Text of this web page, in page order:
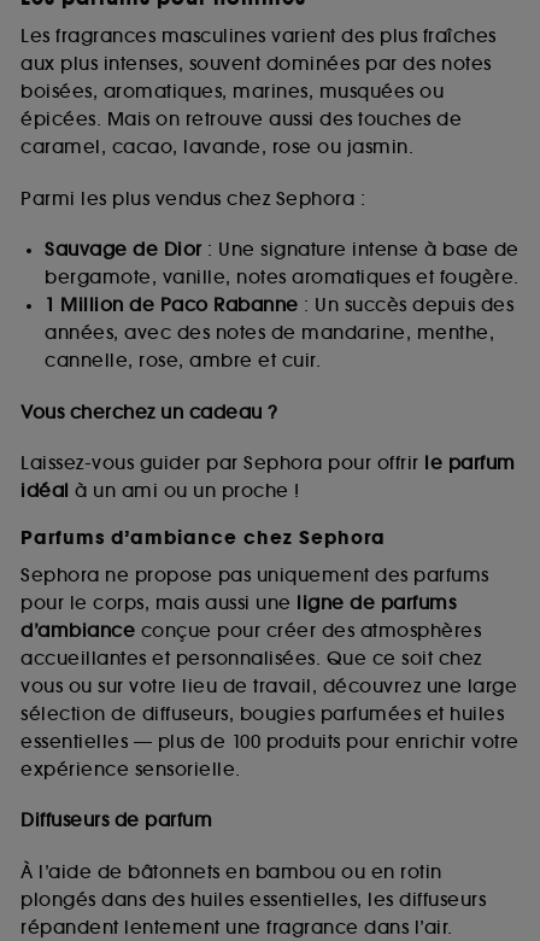
Les fragrances masculines varient des plus fraîches
aux plus intenses, souvent dominées par des notes
boisées, aromatiques, marines, musquées ou
épicées. Mais on retrouve aussi des touches de
caramel, cacao, lavande, rose ou jasmin.
Parmi les plus vendus chez Sephora :
Sauvage de Dior: Une signature intense à base de
bergamote, vanille, notes aromatiques et fougère.
1 Million de Paco Rabanne : Un succès depuis des
années, avec des notes de mandarine, menthe,
cannelle, rose, ambre et cuir.
Vous cherchez un cadeau ?
Laissez-vous guider par Sephora pour offrir le parfum
idéal à un ami ou un proche !
Parfums d’ambiance chez Sephora
Sephora ne propose pas uniquement des parfums
pour le corps, mais aussi une ligne de parfums
d’ambiance conçue pour créer des atmosphères
accueillantes et personnalisées. Que ce soit chez
vous ou sur votre lieu de travail, découvrez une large
sélection de diffuseurs, bougies parfumées et huiles
essentielles — plus de 100 produits pour enrichir votre
expérience sensorielle.
Diffuseurs de parfum
À l’aide de bâtonnets en bambou ou en rotin
plongés dans des huiles essentielles, les diffuseurs
répandent lentement une fragrance dans l’air.